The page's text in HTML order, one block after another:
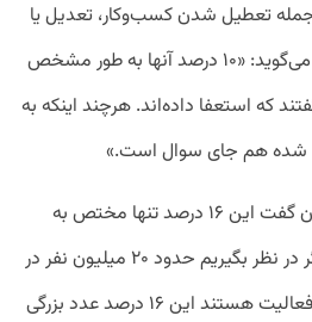
جمله تعطیل شدن کسب‌‌وکار، تعدیل یا
ترک خود خواسته دانسته و می‌گوید: «۱۰ درصد آنها به طور مشخص
هم گفتند که استعفا داده‌اند. هرچند اینکه به
شده هم جای سوال است.»
به گفته او هرچند که نمی‌توان گفت این ۱۶ درصد تنها مختص به
بخش خصوصی است، اما اگر در نظر بگیریم حدود ۲۰ میلیون نفر در
بخش خصوصی مشغول به فعالیت هستند این ۱۶ درصد عدد بزرگی